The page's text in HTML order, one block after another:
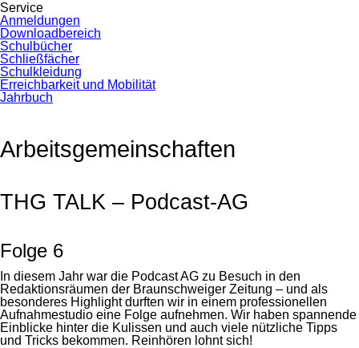
Service
Anmeldungen
Downloadbereich
Schulbücher
Schließfächer
Schulkleidung
Erreichbarkeit und Mobilität
Jahrbuch
Arbeitsgemeinschaften
THG TALK – Podcast-AG
Folge 6
In diesem Jahr war die Podcast AG zu Besuch in den
Redaktionsräumen der Braunschweiger Zeitung – und als
besonderes Highlight durften wir in einem professionellen
Aufnahmestudio eine Folge aufnehmen. Wir haben spannende
Einblicke hinter die Kulissen und auch viele nützliche Tipps
und Tricks bekommen. Reinhören lohnt sich!